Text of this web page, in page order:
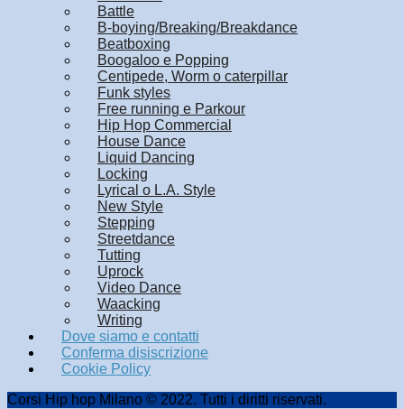
Battle
B-boying/Breaking/Breakdance
Beatboxing
Boogaloo e Popping
Centipede, Worm o caterpillar
Funk styles
Free running e Parkour
Hip Hop Commercial
House Dance
Liquid Dancing
Locking
Lyrical o L.A. Style
New Style
Stepping
Streetdance
Tutting
Uprock
Video Dance
Waacking
Writing
Dove siamo e contatti
Conferma disiscrizione
Cookie Policy
Corsi Hip hop Milano © 2022. Tutti i diritti riservati.